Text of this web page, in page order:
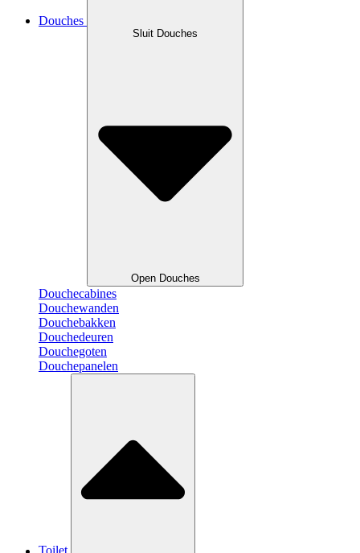
Douches
Sluit Douches
Open Douches
Douchecabines
Douchewanden
Douchebakken
Douchedeuren
Douchegoten
Douchepanelen